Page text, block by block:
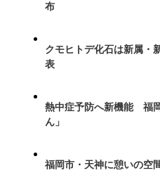
布
クモヒトデ化石は新属
表
熱中症予防へ新機能 福
ん」
福岡市・天神に憩いの空